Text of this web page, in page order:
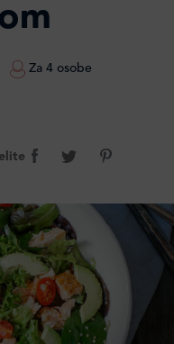
Za 4 osobe